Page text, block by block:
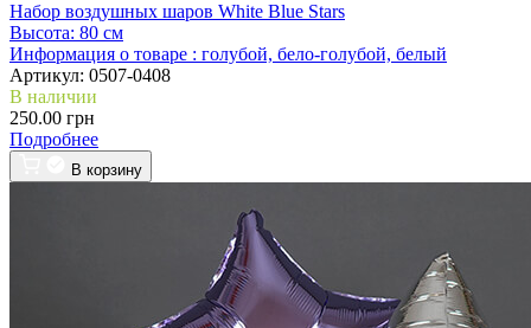
Набор воздушных шаров White Blue Stars
Высота: 80 см
Информация о товаре : голубой, бело-голубой, белый
Артикул: 0507-0408
В наличии
250.00 грн
Подробнее
В корзину